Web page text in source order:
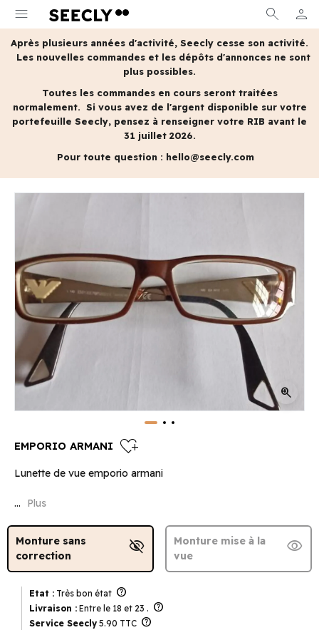
menu search person
MON
Après plusieurs années d'activité, Seecly cesse son activité.
Les nouvelles commandes et les dépôts d'annonces ne sont
plus possibles.
Toutes les commandes en cours seront traitées
normalement. Si vous avez de l'argent disponible sur votre
portefeuille Seecly, pensez à renseigner votre RIB avant le
31 juillet 2026.
Pour toute question : hello@seecly.com
zoom_in
EMPORIO ARMANI heart_plus
Lunette de vue emporio armani
... Plus
Monture sans
correction
visibility_off
Monture mise à la
vue
visibility
Etat : Très bon état help
Livraison : Entre le 18 et 23 . help
Service Seecly 5.90 TTC help